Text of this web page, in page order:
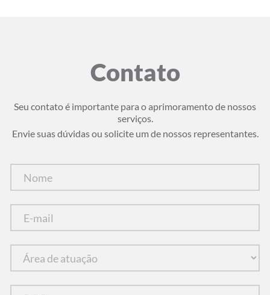
Contato
Seu contato é importante para o aprimoramento de nossos
serviços.
Envie suas dúvidas ou solicite um de nossos representantes.